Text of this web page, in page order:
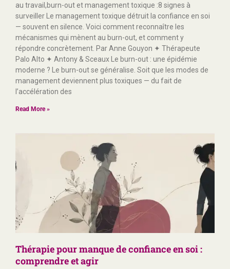
au travail,burn-out et management toxique :8 signes à
surveiller Le management toxique détruit la confiance en soi
— souvent en silence. Voici comment reconnaître les
mécanismes qui mènent au burn-out, et comment y
répondre concrètement. Par Anne Gouyon ✦ Thérapeute
Palo Alto ✦ Antony & Sceaux Le burn-out : une épidémie
moderne ? Le burn-out se généralise. Soit que les modes de
management deviennent plus toxiques — du fait de
l’accélération des
Read More »
Thérapie pour manque de confiance en soi :
comprendre et agir